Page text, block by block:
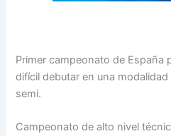
Primer campeonato de España
difícil debutar en una
semi.
Campeonato de alto nivel